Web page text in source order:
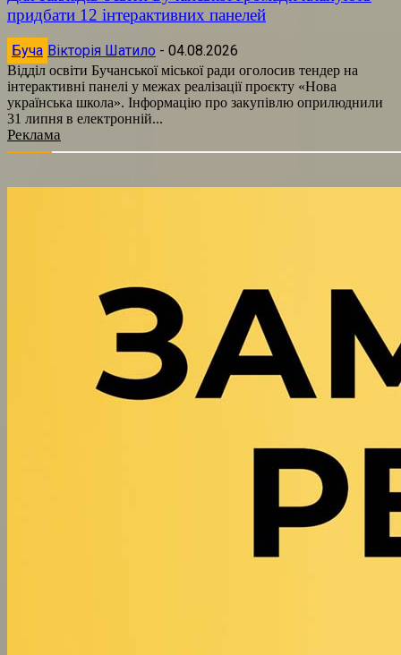
придбати 12 інтерактивних панелей
Буча Вікторія Шатило - 04.08.2026
Відділ освіти Бучанської міської ради оголосив тендер на
інтерактивні панелі у межах реалізації проєкту «Нова
українська школа». Інформацію про закупівлю оприлюднили
31 липня в електронній...
Реклама